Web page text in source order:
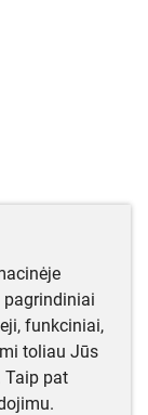
funkciniai,
toliau Jūs
pat